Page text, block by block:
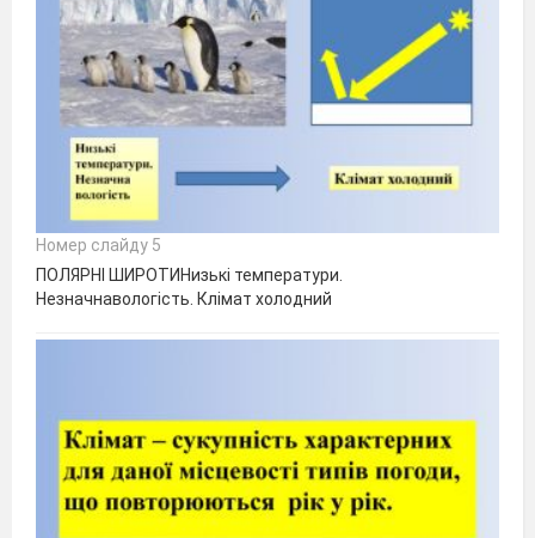
Номер слайду 5
ПОЛЯРНІ ШИРОТИНизькі температури.
Незначнавологість. Клімат холодний